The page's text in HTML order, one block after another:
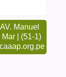
Manuel
| (51-1)